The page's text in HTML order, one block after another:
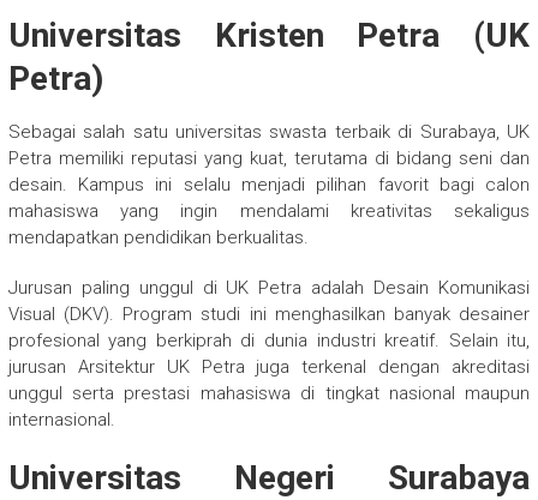
Universitas Kristen Petra (UK
Petra)
Sebagai salah satu universitas swasta terbaik di Surabaya, UK
Petra memiliki reputasi yang kuat, terutama di bidang seni dan
desain. Kampus ini selalu menjadi pilihan favorit bagi calon
mahasiswa yang ingin mendalami kreativitas sekaligus
mendapatkan pendidikan berkualitas.
Jurusan paling unggul di UK Petra adalah Desain Komunikasi
Visual (DKV). Program studi ini menghasilkan banyak desainer
profesional yang berkiprah di dunia industri kreatif. Selain itu,
jurusan Arsitektur UK Petra juga terkenal dengan akreditasi
unggul serta prestasi mahasiswa di tingkat nasional maupun
internasional.
Universitas Negeri Surabaya